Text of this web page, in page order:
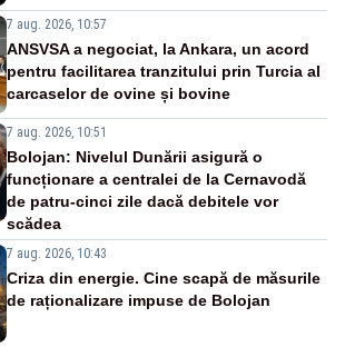
7 aug. 2026, 10:57
ANSVSA a negociat, la Ankara, un acord
pentru facilitarea tranzitului prin Turcia al
carcaselor de ovine și bovine
7 aug. 2026, 10:51
Bolojan: Nivelul Dunării asigură o
funcționare a centralei de la Cernavodă
de patru-cinci zile dacă debitele vor
scădea
7 aug. 2026, 10:43
Criza din energie. Cine scapă de măsurile
de raționalizare impuse de Bolojan